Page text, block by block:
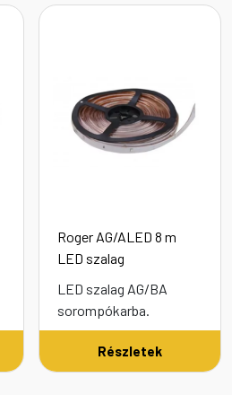
Roger AG/ALED 8 m
LED szalag
LED szalag AG/BA
sorompókarba.
Részletek